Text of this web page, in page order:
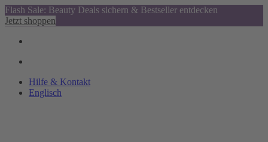
Flash Sale: Beauty Deals sichern & Bestseller entdecken
Jetzt shoppen
Hilfe & Kontakt
Englisch